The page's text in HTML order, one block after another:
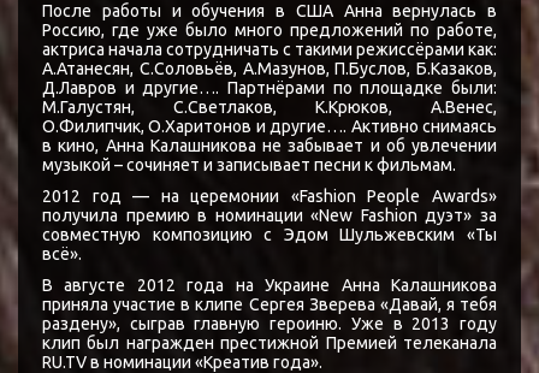
После работы и обучения в США Анна вернулась в
Россию, где уже было много предложений по работе,
актриса начала сотрудничать с такими режиссёрами как:
А.Атанесян, С.Соловьёв, А.Мазунов, П.Буслов, Б.Казаков,
Д.Лавров и другие…. Партнёрами по площадке были:
М.Галустян, С.Светлаков, К.Крюков, А.Венес,
О.Филипчик, О.Харитонов и другие…. Активно снимаясь
в кино, Анна Калашникова не забывает и об увлечении
музыкой – сочиняет и записывает песни к фильмам.
2012 год — на церемонии «Fashion People Awards»
получила премию в номинации «New Fashion дуэт» за
совместную композицию с Эдом Шульжевским «Ты
всё».
В августе 2012 года на Украине Анна Калашникова
приняла участие в клипе Сергея Зверева «Давай, я тебя
раздену», сыграв главную героиню. Уже в 2013 году
клип был награжден престижной Премией телеканала
RU.TV в номинации «Креатив года».